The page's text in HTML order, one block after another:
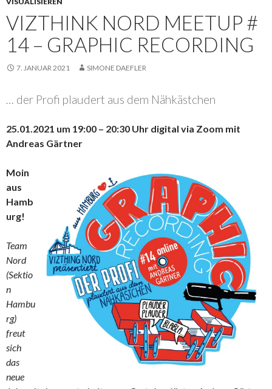
VIZTHINK NORD MEETUP #
14 – GRAPHIC RECORDING
7. JANUAR 2021 SIMONE DAEFLER
… der Profi plaudert aus dem Nähkästchen
25.01.2021 um 19:00 – 20:30 Uhr digital via Zoom mit
Andreas Gärtner
Moin
aus
Hamb
urg!
Team
Nord
(Sektio
n
Hambu
rg)
freut
sich
das
neue